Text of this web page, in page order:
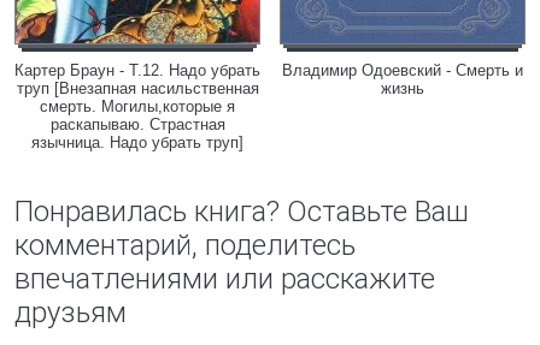
Картер Браун - Т.12. Надо убрать
труп [Внезапная насильственная
смерть. Могилы,которые я
раскапываю. Страстная
язычница. Надо убрать труп]
Владимир Одоевский - Смерть и
жизнь
Понравилась книга? Оставьте Ваш
комментарий, поделитесь
впечатлениями или расскажите
друзьям